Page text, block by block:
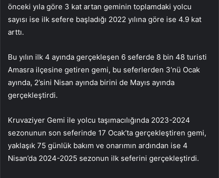
önceki yıla göre 3 kat artan geminin toplamdaki yolcu
sayısı ise ilk sefere başladığı 2022 yılına göre ise 4.9 kat
arttı.
Bu yılın ilk 4 ayında gerçekleşen 6 seferde 8 bin 48 turisti
Amasra ilçesine getiren gemi, bu seferlerden 3’nü Ocak
ayında, 2’sini Nisan ayında birini de Mayıs ayında
gerçekleştirdi.
Kruvaziyer Gemi ile yolcu taşımacılığında 2023-2024
sezonunun son seferinde 17 Ocak’ta gerçekleştiren gemi,
yaklaşık 75 günlük bakım ve onarımın ardından ise 4
Nisan’da 2024-2025 sezonun ilk seferini gerçekleştirdi.